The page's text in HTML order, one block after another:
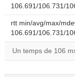
106.691/106.731/
rtt min/avg/max/
106.691/106.731/
Un temps de 106